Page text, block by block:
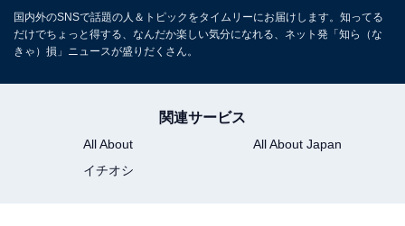
国内外のSNSで話題の人＆トピックをタイムリーにお届けします。知ってる
だけでちょっと得する、なんだか楽しい気分になれる、ネット発「知ら（な
きゃ）損」ニュースが盛りだくさん。
関連サービス
All About
All About Japan
イチオシ